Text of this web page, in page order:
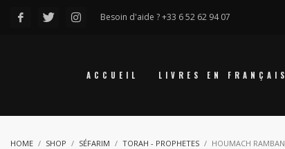
Besoin d'aide ? +33 6 52 62 94 07
ACCUEIL LIVRES EN FRANÇAIS
HOME SHOP SÉFARIM TORAH - PROPHETES